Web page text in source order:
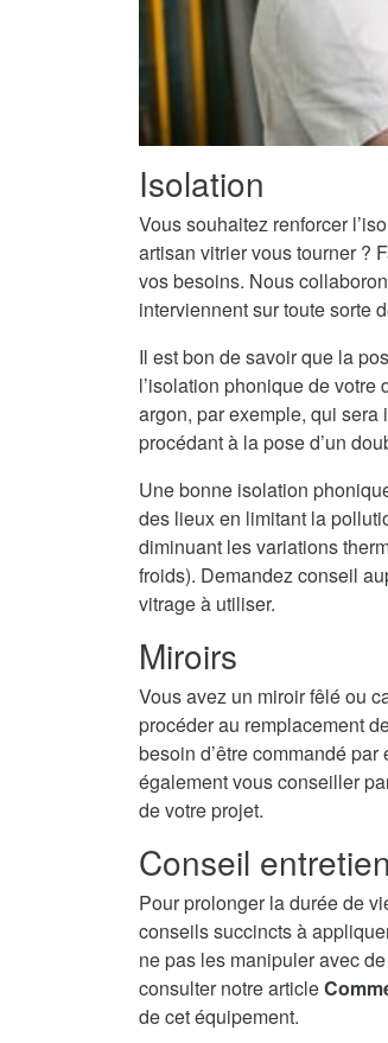
Isolation
Vous souhaitez renforcer
artisan vitrier vous tourner ?
vos besoins. Nous
interviennent sur toute sorte
Il est bon de savoir que la
l’isolation phonique de
argon, par exemple, qui
procédant à la pose d’un
Une bonne isolation
des lieux en limitant la
diminuant les variations
froids). Demandez conseil
vitrage à utiliser.
Miroirs
Vous avez un miroir fêlé ou
procéder au remplacement
besoin d’être commandé
également vous conseiller
de votre projet.
Conseil entretien
Pour prolonger la durée de
conseils succincts à
ne pas les manipuler avec
consulter notre article
de cet équipement.